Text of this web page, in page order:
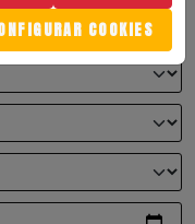
COOKIES